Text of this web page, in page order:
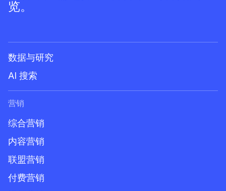
览。
数据与研究
AI 搜索
营销
综合营销
内容营销
联盟营销
付费营销